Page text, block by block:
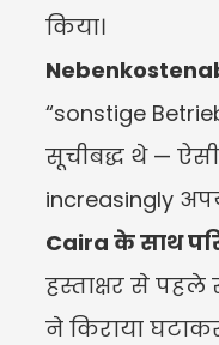
किया।
“sonstige
सूचीबद्ध थे —
increasingly
Caira के साथ
हस्ताक्षर से पहले
ने किराया